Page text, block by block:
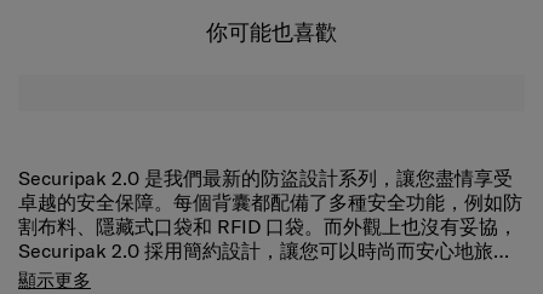
你可能也喜歡
Securipak 2.0 是我們最新的防盜設計系列，讓您盡情享受
卓越的安全保障。每個背囊都配備了多種安全功能，例如防
割布料、隱藏式口袋和 RFID 口袋。而外觀上也沒有妥協，
Securipak 2.0 採用簡約設計，讓您可以時尚而安心地旅
行。 隱藏式拉鍊側袋：
顯示更多